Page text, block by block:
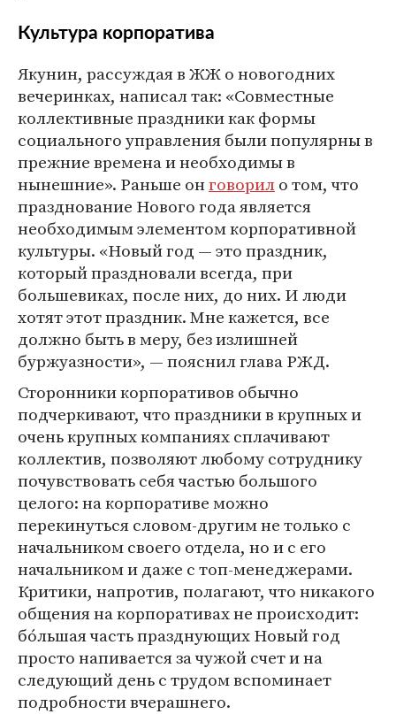
Культура корпоратива
Якунин, рассуждая в ЖЖ о новогодних
вечеринках, написал так: «Совместные
коллективные праздники как формы
социального управления были популярны в
прежние времена и необходимы в
нынешние». Раньше онговорило том, что
празднование Нового года является
необходимым элементом корпоративной
культуры. «Новый год — это праздник,
который праздновали всегда, при
большевиках, после них, до них. И люди
хотят этот праздник. Мне кажется, все
должно быть в меру, без излишней
буржуазности», — пояснил глава РЖД.
Сторонники корпоративов обычно
подчеркивают, что праздники в крупных и
очень крупных компаниях сплачивают
коллектив, позволяют любому сотруднику
почувствовать себя частью большого
целого: на корпоративе можно
перекинуться словом-другим не только с
начальником своего отдела, но и с его
начальником и даже с топ-менеджерами.
Критики, напротив, полагают, что никакого
общения на корпоративах не происходит:
бóльшая часть празднующих Новый год
просто напивается за чужой счет и на
следующий день с трудом вспоминает
подробности вчерашнего.